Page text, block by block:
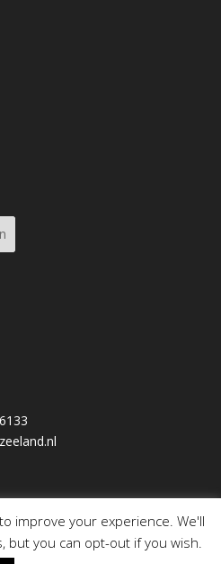
| EHBO | Rode Kruis |
improve your experience. We'll
but you can opt-out if you wish.